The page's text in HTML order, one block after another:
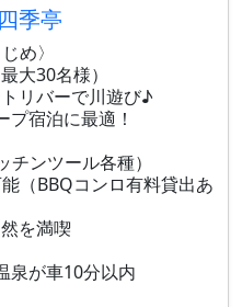
季亭
め〉
大30名様）
リバーで川遊び♪
宿泊に最適！
チンツール各種）
（BBQコンロ有料貸出あ
を満喫
泉が車10分以内